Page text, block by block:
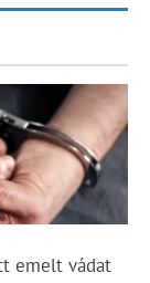
emelt vádat